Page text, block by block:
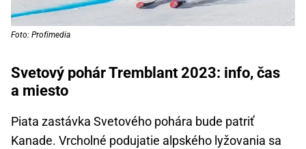
Foto: Profimedia
Svetový pohár Tremblant 2023: info, čas
a miesto
Piata zastávka Svetového pohára bude patriť
Kanade. Vrcholné podujatie alpského lyžovania sa